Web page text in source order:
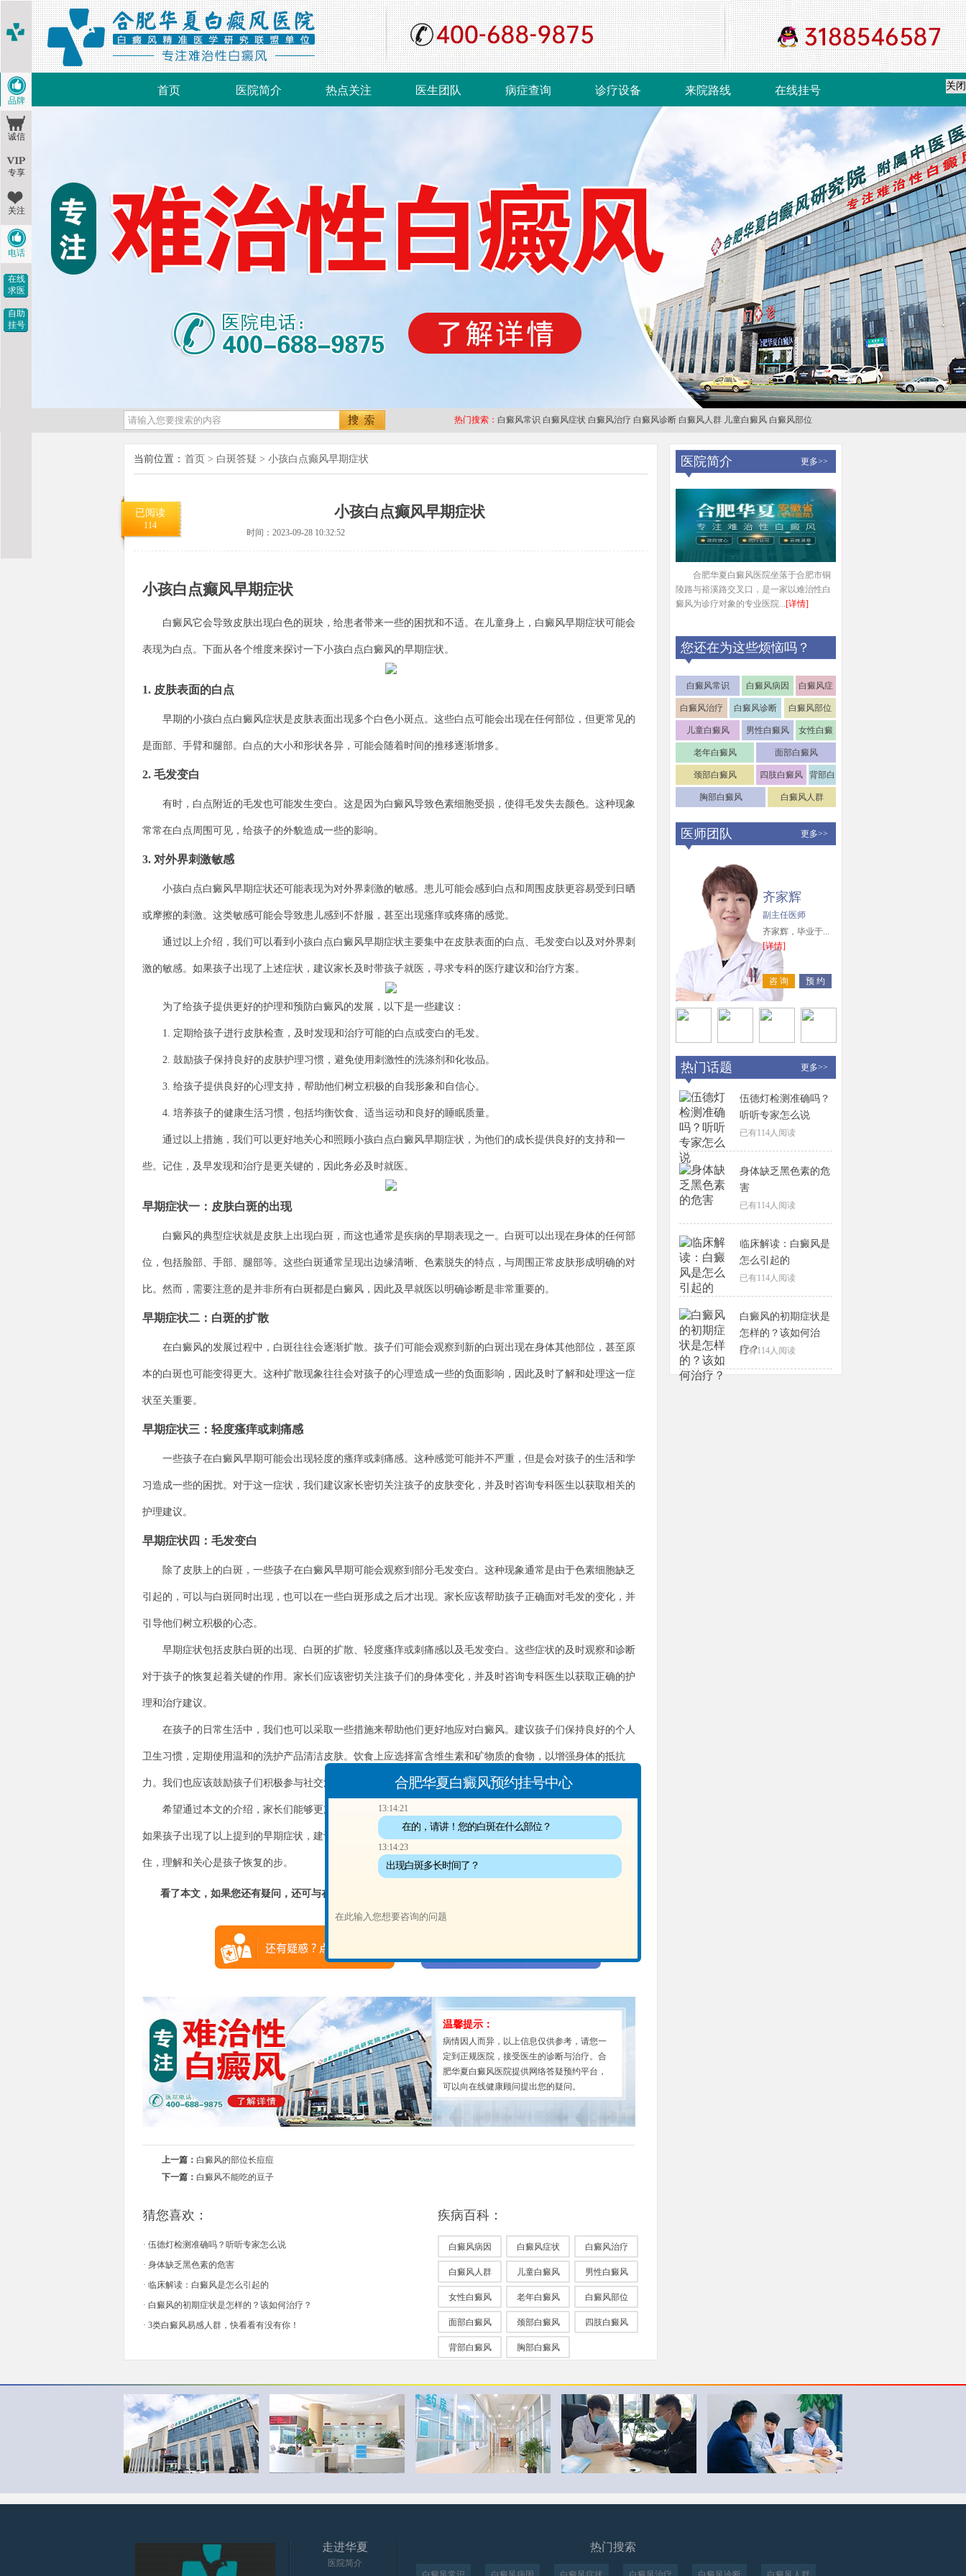
首页 医院简介 热点关注 医生团队 病症查询 诊疗设备 来院路线 在线挂号
热门搜索： 白癜风常识 白癜风症状 白癜风治疗 白癜风诊断 白癜风人群 儿童白癜风 白癜风部位
当前位置： 首页 > 白斑答疑 > 小孩白点癫风早期症状
已阅读
114
小孩白点癫风早期症状
时间：2023-09-28 10:32:52
小孩白点癫风早期症状
白癜风它会导致皮肤出现白色的斑块，给患者带来一些的困扰和不适。在儿童身上，白癜风早期症状可能会
表现为白点。下面从各个维度来探讨一下小孩白点白癜风的早期症状。
1. 皮肤表面的白点
早期的小孩白点白癜风症状是皮肤表面出现多个白色小斑点。这些白点可能会出现在任何部位，但更常见的
是面部、手臂和腿部。白点的大小和形状各异，可能会随着时间的推移逐渐增多。
2. 毛发变白
有时，白点附近的毛发也可能发生变白。这是因为白癜风导致色素细胞受损，使得毛发失去颜色。这种现象
常常在白点周围可见，给孩子的外貌造成一些的影响。
3. 对外界刺激敏感
小孩白点白癜风早期症状还可能表现为对外界刺激的敏感。患儿可能会感到白点和周围皮肤更容易受到日晒
或摩擦的刺激。这类敏感可能会导致患儿感到不舒服，甚至出现瘙痒或疼痛的感觉。
通过以上介绍，我们可以看到小孩白点白癜风早期症状主要集中在皮肤表面的白点、毛发变白以及对外界刺
激的敏感。如果孩子出现了上述症状，建议家长及时带孩子就医，寻求专科的医疗建议和治疗方案。
为了给孩子提供更好的护理和预防白癜风的发展，以下是一些建议：
1. 定期给孩子进行皮肤检查，及时发现和治疗可能的白点或变白的毛发。
2. 鼓励孩子保持良好的皮肤护理习惯，避免使用刺激性的洗涤剂和化妆品。
3. 给孩子提供良好的心理支持，帮助他们树立积极的自我形象和自信心。
4. 培养孩子的健康生活习惯，包括均衡饮食、适当运动和良好的睡眠质量。
通过以上措施，我们可以更好地关心和照顾小孩白点白癜风早期症状，为他们的成长提供良好的支持和一
些。记住，及早发现和治疗是更关键的，因此务必及时就医。
早期症状一：皮肤白斑的出现
白癜风的典型症状就是皮肤上出现白斑，而这也通常是疾病的早期表现之一。白斑可以出现在身体的任何部
位，包括脸部、手部、腿部等。这些白斑通常呈现出边缘清晰、色素脱失的特点，与周围正常皮肤形成明确的对
比。然而，需要注意的是并非所有白斑都是白癜风，因此及早就医以明确诊断是非常重要的。
早期症状二：白斑的扩散
在白癜风的发展过程中，白斑往往会逐渐扩散。孩子们可能会观察到新的白斑出现在身体其他部位，甚至原
本的白斑也可能变得更大。这种扩散现象往往会对孩子的心理造成一些的负面影响，因此及时了解和处理这一症
状至关重要。
早期症状三：轻度瘙痒或刺痛感
一些孩子在白癜风早期可能会出现轻度的瘙痒或刺痛感。这种感觉可能并不严重，但是会对孩子的生活和学
习造成一些的困扰。对于这一症状，我们建议家长密切关注孩子的皮肤变化，并及时咨询专科医生以获取相关的
护理建议。
早期症状四：毛发变白
除了皮肤上的白斑，一些孩子在白癜风早期可能会观察到部分毛发变白。这种现象通常是由于色素细胞缺乏
引起的，可以与白斑同时出现，也可以在一些白斑形成之后才出现。家长应该帮助孩子正确面对毛发的变化，并
引导他们树立积极的心态。
早期症状包括皮肤白斑的出现、白斑的扩散、轻度瘙痒或刺痛感以及毛发变白。这些症状的及时观察和诊断
对于孩子的恢复起着关键的作用。家长们应该密切关注孩子们的身体变化，并及时咨询专科医生以获取正确的护
理和治疗建议。
在孩子的日常生活中，我们也可以采取一些措施来帮助他们更好地应对白癜风。建议孩子们保持良好的个人
卫生习惯，定期使用温和的洗护产品清洁皮肤。饮食上应选择富含维生素和矿物质的食物，以增强身体的抵抗
力。我们也应该鼓励孩子们积极参与社交活动，建立良好的人际关系，以增强他们的信心和自尊心。
希望通过本文的介绍，家长们能够更加了解小孩白点癫风早期症状，并能够为孩子提供正确的帮助和支持。
如果孩子出现了以上提到的早期症状，建议尽早就医，以获得专科的诊断和治疗方案，帮助孩子恢复健康。记
住，理解和关心是孩子恢复的步。
看了本文，如果您还有疑问，还可与在线客服
温馨提示：
病情因人而异，以上信息仅供参考，请您一
定到正规医院，接受医生的诊断与治疗。合
肥华夏白癜风医院提供网络答疑预约平台，
可以向在线健康顾问提出您的疑问。
上一篇： 白癜风的部位长痘痘
下一篇： 白癜风不能吃的豆子
猜您喜欢：
· 伍德灯检测准确吗？听听专家怎么说
· 身体缺乏黑色素的危害
· 临床解读：白癜风是怎么引起的
· 白癜风的初期症状是怎样的？该如何治疗？
· 3类白癜风易感人群，快看看有没有你！
疾病百科：
白癜风病因 白癜风症状 白癜风治疗
白癜风人群 儿童白癜风 男性白癜风
女性白癜风 老年白癜风 白癜风部位
面部白癜风 颈部白癜风 四肢白癜风
背部白癜风 胸部白癜风
医院简介 更多>>
合肥华夏白癜风医院坐落于合肥市铜
陵路与裕溪路交叉口，是一家以难治性白
癜风为诊疗对象的专业医院...[详情]
您还在为这些烦恼吗？
白癜风常识 白癜风病因
白癜风症
状
白癜风治疗 白癜风诊断 白癜风部位
儿童白癜风 男性白癜风
女性白癜
风
老年白癜风 面部白癜风
颈部白癜风 四肢白癜风
背部白
癜风
胸部白癜风 白癜风人群
医师团队 更多>>
齐家辉
副主任医师
齐家辉，毕业于...
[详情]
咨 询 预 约
热门话题 更多>>
伍德灯检测准确吗？
听听专家怎么说
已有114人阅读
身体缺乏黑色素的危
害
已有114人阅读
临床解读：白癜风是
怎么引起的
已有114人阅读
白癜风的初期症状是
怎样的？该如何治
疗？
已有114人阅读
走进华夏
医院简介
热门搜索
品牌
诚信
专享
关注
电话
在线
求医
自助
挂号
关闭
合肥华夏白癜风预约挂号中心
13:14:21
在的，请讲！您的白斑在什么部位？
13:14:23
出现白斑多长时间了？